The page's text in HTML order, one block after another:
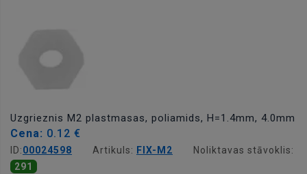
Uzgrieznis M2 plastmasas, poliamids, H=1.4mm, 4.0mm
Cena: 0.12 €
ID:00024598 Artikuls: FIX-M2
Noliktavas stāvoklis:
291